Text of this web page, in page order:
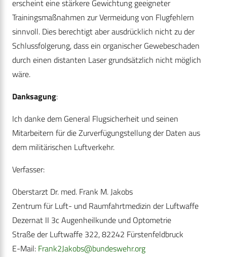
erscheint eine stärkere Gewichtung geeigneter
Trainingsmaßnahmen zur Vermeidung von Flugfehlern
sinnvoll. Dies berechtigt aber ausdrücklich nicht zu der
Schlussfolgerung, dass ein organischer Gewebeschaden
durch einen distanten Laser grundsätzlich nicht möglich
wäre.
Danksagung:
Ich danke dem General Flugsicherheit und seinen
Mitarbeitern für die Zurverfügungstellung der Daten aus
dem militärischen Luftverkehr.
Verfasser:
Oberstarzt Dr. med. Frank M. Jakobs
Zentrum für Luft- und Raumfahrtmedizin der Luftwaffe
Dezernat II 3c Augenheilkunde und Optometrie
Straße der Luftwaffe 322, 82242 Fürstenfeldbruck
E-Mail: Frank2Jakobs@bundeswehr.org